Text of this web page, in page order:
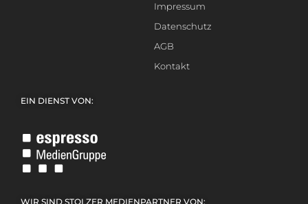
Impressum
Datenschutz
AGB
Kontakt
EIN DIENST VON:
WIR SIND STOLZER MEDIENPARTNER VON: